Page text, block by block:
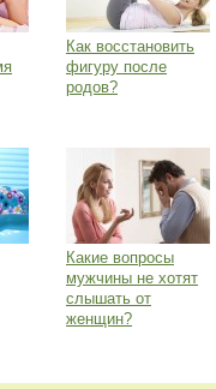
Как восстановить
фигуру после
родов?
Какие вопросы
мужчины не хотят
слышать от
женщин?